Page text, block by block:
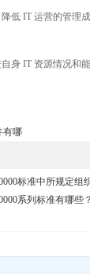
IT 运营的管理成
IT 资源情况和能
有哪
标准中所规定组
系列标准有哪些？